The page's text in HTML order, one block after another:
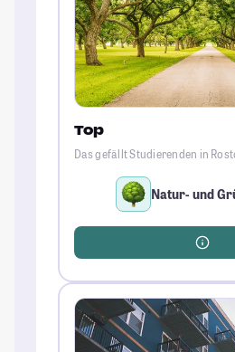
Top
Das gefällt Studierenden in
Natur- und